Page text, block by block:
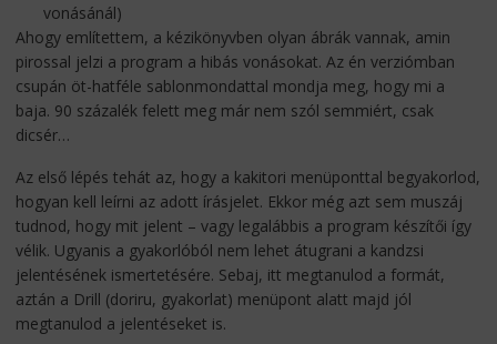
vonásánál)
Ahogy említettem, a kézikönyvben olyan ábrák vannak, amin
pirossal jelzi a program a hibás vonásokat. Az én verziómban
csupán öt-hatféle sablonmondattal mondja meg, hogy mi a
baja. 90 százalék felett meg már nem szól semmiért, csak
dicsér…
Az első lépés tehát az, hogy a kakitori menüponttal begyakorlod,
hogyan kell leírni az adott írásjelet. Ekkor még azt sem muszáj
tudnod, hogy mit jelent – vagy legalábbis a program készítői így
vélik. Ugyanis a gyakorlóból nem lehet átugrani a kandzsi
jelentésének ismertetésére. Sebaj, itt megtanulod a formát,
aztán a Drill (doriru, gyakorlat) menüpont alatt majd jól
megtanulod a jelentéseket is.